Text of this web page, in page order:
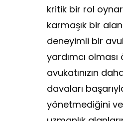
kritik bir rol
karmaşık bir
deneyimli bir
yardımcı
avukatınızın
davaları
yönetmediğini